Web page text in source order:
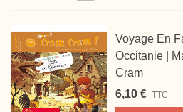
Voyage En
Occitanie |
Cram
6,10 € TTC